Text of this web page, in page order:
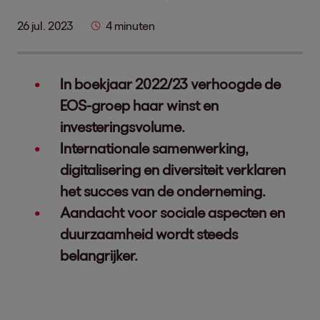
26 jul. 2023 4 minuten
In boekjaar 2022/23 verhoogde de
EOS-groep haar winst en
investeringsvolume.
Internationale samenwerking,
digitalisering en diversiteit verklaren
het succes van de onderneming.
Aandacht voor sociale aspecten en
duurzaamheid wordt steeds
belangrijker.